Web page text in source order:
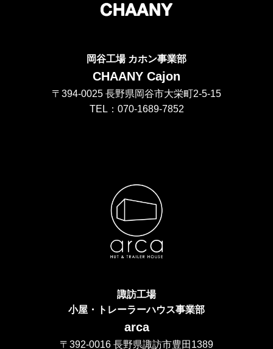
岡谷工場 カホン事業部
CHAANY Cajon
〒394-0025 長野県岡谷市大栄町2-5-15
TEL：070-1689-7852
諏訪工場
小屋・トレーラーハウス事業部
arca
〒392-0016 長野県諏訪市豊田1389